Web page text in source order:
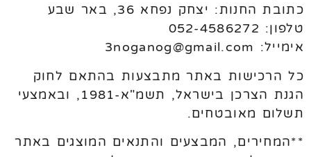
כתובת החנות: יצחק נפחא 36, באר שבע
טלפון: 052-4586272
אימייל: 3noganog@gmail.com
כל הרכישות באתר מתבצעות בהתאם לחוק
הגנת הצרכן בישראל, תשמ"א-1981, ובאמצעי
תשלום מאובטחים.
**המחירים, המבצעים והתנאים המוצגים באתר